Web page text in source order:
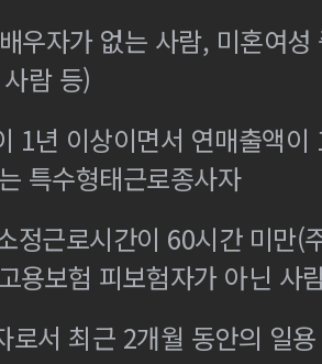
우자가 없는 사람, 미혼여
람 등)
1년 이상이면서 연매출액
특수형태근로종사자
정근로시간이 60시간 미만(
용보험 피보험자가 아닌 사
로서 최근 2개월 동안의 일